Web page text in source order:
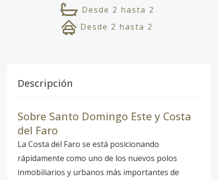
Desde 2 hasta 2
Desde 2 hasta 2
Descripción
Sobre Santo Domingo Este y Costa
del Faro
La Costa del Faro se está posicionando
rápidamente como uno de los nuevos polos
inmobiliarios y urbanos más importantes de